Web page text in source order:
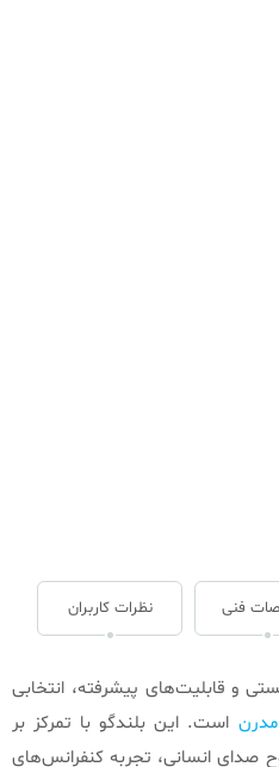
فنی نظرات کاربران
و قابلیت‌های پیشرفته، انتخابی
است. این بلندگو با تمرکز بر
صدای انسانی، تجربه کنفرانس‌های